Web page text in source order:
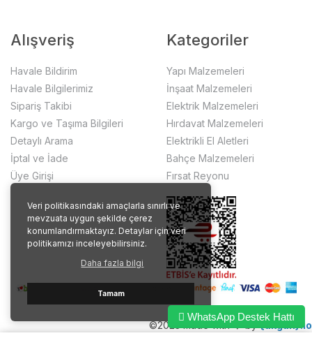
Veri politikasındaki amaçlarla sınırlı ve
mevzuata uygun şekilde çerez
konumlandırmaktayız. Detaylar için veri
politikamızı inceleyebilirsiniz.
Daha fazla bilgi
Tamam
Alışveriş
Havale Bildirim
Havale Bilgilerimiz
Sipariş Takibi
Kargo ve Taşıma Bilgileri
Detaylı Arama
İptal ve İade
Üye Girişi
Kategoriler
Yapı Malzemeleri
İnşaat Malzemeleri
Elektrik Malzemeleri
Hırdavat Malzemeleri
Elektrikli El Aletleri
Bahçe Malzemeleri
Fırsat Reyonu
©2023 made with ❤️ by {akgun}.io
WhatsApp Destek Hattı